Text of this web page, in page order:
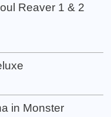
Reaver 1 & 2
in Monster